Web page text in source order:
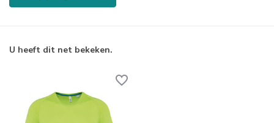
U heeft dit net bekeken.